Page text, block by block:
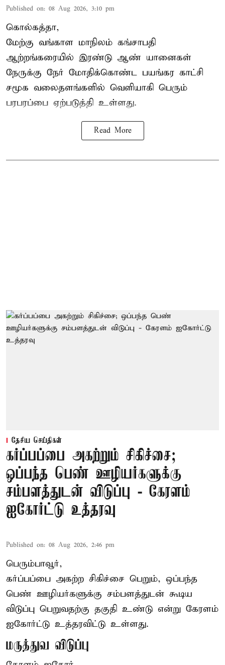
Published on: 08 Aug 2026, 3:10 pm
கொல்கத்தா,
மேற்கு வங்காள மாநிலம் கங்சாபதி
ஆற்றங்கரையில் இரண்டு ஆண் யானைகள்
நேருக்கு நேர் மோதிக்கொண்ட பயங்கர காட்சி
சமூக வலைதளங்களில் வெளியாகி பெரும்
பரபரப்பை ஏற்படுத்தி உள்ளது.
Read More
தேசிய செய்திகள்
கர்ப்பப்பை அகற்றும் சிகிச்சை;
ஒப்பந்த பெண் ஊழியர்களுக்கு
சம்பளத்துடன் விடுப்பு - கேரளம்
ஐகோர்ட்டு உத்தரவு
Published on: 08 Aug 2026, 2:46 pm
பெரும்பாவூர்,
கர்ப்பப்பை அகற்ற சிகிச்சை பெறும், ஒப்பந்த
பெண் ஊழியர்களுக்கு சம்பளத்துடன் கூடிய
விடுப்பு பெறுவதற்கு தகுதி உண்டு என்று கேரளம்
ஐகோர்ட்டு உத்தரவிட்டு உள்ளது.
மருத்துவ விடுப்பு